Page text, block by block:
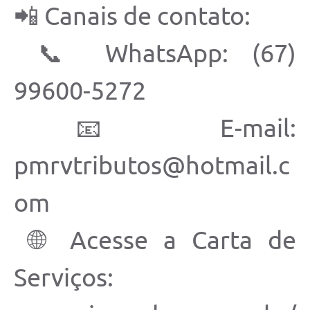
COVID 19
Festival da Canção Regional Cerrado do Pantanal
Contato
Diário Oficial MS
Galeria de Fotos
Contratos
Governo do Estado do Mato Grosso do Sul
Audiências Públicas
📲 Canais de contato:
📞 WhatsApp: (67)
99600-5272
📧 E-mail:
pmrvtributos@hotmail.c
om
🌐 Acesse a Carta de
Serviços: